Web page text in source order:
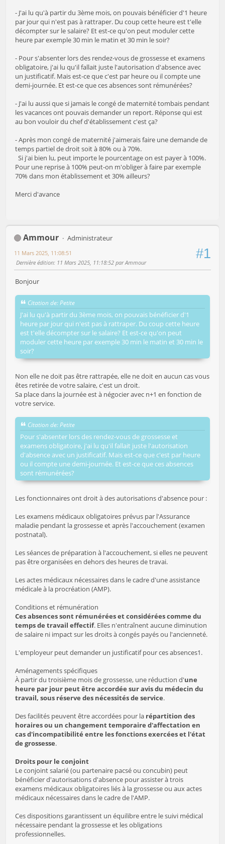
- J'ai lu qu'à partir du 3ème mois, on pouvais bénéficier d'1 heure
par jour qui n'est pas à rattraper. Du coup cette heure est t'elle
décompter sur le salaire? Et est-ce qu'on peut moduler cette
heure par exemple 30 min le matin et 30 min le soir?
- Pour s'absenter lors des rendez-vous de grossesse et examens
obligatoire, j'ai lu qu'il fallait juste l'autorisation d'absence avec
un justificatif. Mais est-ce que c'est par heure ou il compte une
demi-journée. Et est-ce que ces absences sont rémunérées?
- J'ai lu aussi que si jamais le congé de maternité tombais pendant
les vacances ont pouvais demander un report. Réponse qui est
au bon vouloir du chef d'établissement c'est ça?
- Après mon congé de maternité j'aimerais faire une demande de
temps partiel de droit soit à 80% ou à 70%.
Si j'ai bien lu, peut importe le pourcentage on est payer à 100%.
Pour une reprise à 100% peut-on m'obliger à faire par exemple
70% dans mon établissement et 30% ailleurs?
Merci d'avance
Ammour Administrateur
#1
11 Mars 2025, 11:08:51
Dernière édition: 11 Mars 2025, 11:18:52 par Ammour
Bonjour
Citation de: Petite
J'ai lu qu'à partir du 3ème mois, on pouvais bénéficier d'1
heure par jour qui n'est pas à rattraper. Du coup cette heure
est t'elle décompter sur le salaire? Et est-ce qu'on peut
moduler cette heure par exemple 30 min le matin et 30 min le
soir?
Non elle ne doit pas être rattrapée, elle ne doit en aucun cas vous
êtes retirée de votre salaire, c'est un droit.
Sa place dans la journée est à négocier avec n+1 en fonction de
votre service.
Citation de: Petite
Pour s'absenter lors des rendez-vous de grossesse et
examens obligatoire, j'ai lu qu'il fallait juste l'autorisation
d'absence avec un justificatif. Mais est-ce que c'est par heure
ou il compte une demi-journée. Et est-ce que ces absences
sont rémunérées?
Les fonctionnaires ont droit à des autorisations d'absence pour :
Les examens médicaux obligatoires prévus par l'Assurance
maladie pendant la grossesse et après l'accouchement (examen
postnatal).
Les séances de préparation à l'accouchement, si elles ne peuvent
pas être organisées en dehors des heures de travai.
Les actes médicaux nécessaires dans le cadre d'une assistance
médicale à la procréation (AMP).
Conditions et rémunération
Ces absences sont rémunérées et considérées comme du
temps de travail effectif. Elles n'entraînent aucune diminution
de salaire ni impact sur les droits à congés payés ou l'ancienneté.
L'employeur peut demander un justificatif pour ces absences1.
Aménagements spécifiques
À partir du troisième mois de grossesse, une réduction d'une
heure par jour peut être accordée sur avis du médecin du
travail, sous réserve des nécessités de service.
Des facilités peuvent être accordées pour la répartition des
horaires ou un changement temporaire d'affectation en
cas d'incompatibilité entre les fonctions exercées et l'état
de grossesse.
Droits pour le conjoint
Le conjoint salarié (ou partenaire pacsé ou concubin) peut
bénéficier d'autorisations d'absence pour assister à trois
examens médicaux obligatoires liés à la grossesse ou aux actes
médicaux nécessaires dans le cadre de l'AMP.
Ces dispositions garantissent un équilibre entre le suivi médical
nécessaire pendant la grossesse et les obligations
professionnelles.